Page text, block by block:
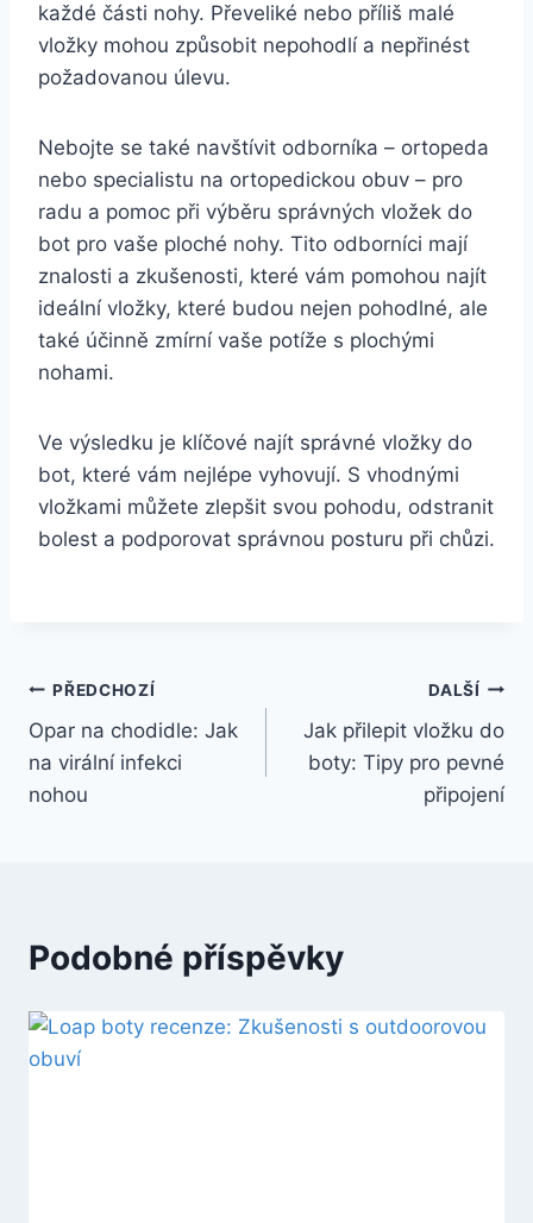
každé části nohy. Převeliké nebo příliš malé
vložky mohou způsobit nepohodlí a nepřinést
požadovanou úlevu.
Nebojte se také navštívit odborníka – ortopeda
nebo specialistu na ortopedickou obuv – pro
radu a pomoc při výběru správných vložek do
bot pro vaše ploché nohy. Tito odborníci mají
znalosti a zkušenosti, které vám pomohou najít
ideální vložky, které budou nejen pohodlné, ale
také účinně zmírní vaše potíže s plochými
nohami.
Ve výsledku je klíčové najít správné vložky do
bot, které vám nejlépe vyhovují. S vhodnými
vložkami můžete zlepšit svou pohodu, odstranit
bolest a podporovat správnou posturu při chůzi.
Navigace
pro
příspěvek
PŘEDCHOZÍ
Opar na chodidle: Jak
na virální infekci
nohou
DALŠÍ
Jak přilepit vložku do
boty: Tipy pro pevné
připojení
Podobné příspěvky